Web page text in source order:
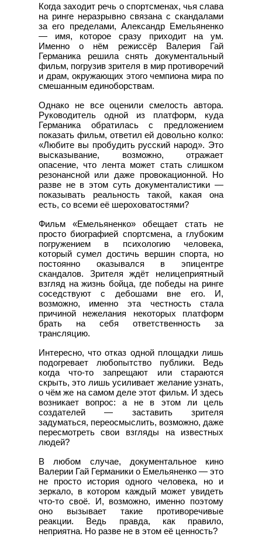
Когда заходит речь о спортсменах, чья слава
на ринге неразрывно связана с скандалами
за его пределами, Александр Емельяненко
— имя, которое сразу приходит на ум.
Именно о нём режиссёр Валерия Гай
Германика решила снять документальный
фильм, погрузив зрителя в мир противоречий
и драм, окружающих этого чемпиона мира по
смешанным единоборствам.
Однако не все оценили смелость автора.
Руководитель одной из платформ, куда
Германика обратилась с предложением
показать фильм, ответил ей довольно колко:
«Любите вы пробудить русский народ». Это
высказывание, возможно, отражает
опасение, что лента может стать слишком
резонансной или даже провокационной. Но
разве не в этом суть документалистики —
показывать реальность такой, какая она
есть, со всеми её шероховатостями?
Фильм «Емельяненко» обещает стать не
просто биографией спортсмена, а глубоким
погружением в психологию человека,
который сумел достичь вершин спорта, но
постоянно оказывался в эпицентре
скандалов. Зрителя ждёт нелицеприятный
взгляд на жизнь бойца, где победы на ринге
соседствуют с дебошами вне его. И,
возможно, именно эта честность стала
причиной нежелания некоторых платформ
брать на себя ответственность за
трансляцию.
Интересно, что отказ одной площадки лишь
подогревает любопытство публики. Ведь
когда что-то запрещают или стараются
скрыть, это лишь усиливает желание узнать,
о чём же на самом деле этот фильм. И здесь
возникает вопрос: а не в этом ли цель
создателей — заставить зрителя
задуматься, переосмыслить, возможно, даже
пересмотреть свои взгляды на известных
людей?
В любом случае, документальное кино
Валерии Гай Германики о Емельяненко — это
не просто история одного человека, но и
зеркало, в котором каждый может увидеть
что-то своё. И, возможно, именно поэтому
оно вызывает такие противоречивые
реакции. Ведь правда, как правило,
неприятна. Но разве не в этом её ценность?